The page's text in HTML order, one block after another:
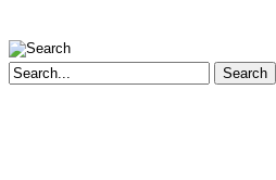
Search